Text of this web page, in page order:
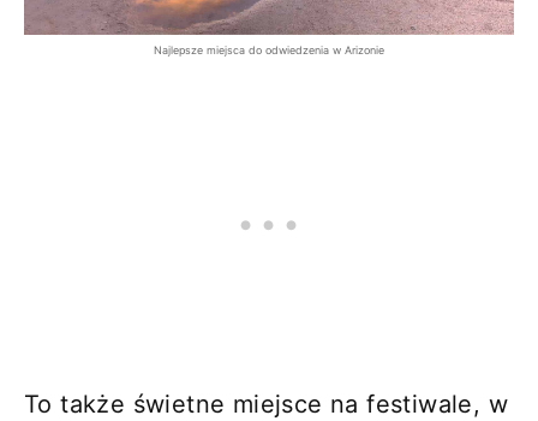
Najlepsze miejsca do odwiedzenia w Arizonie
To także świetne miejsce na festiwale, w